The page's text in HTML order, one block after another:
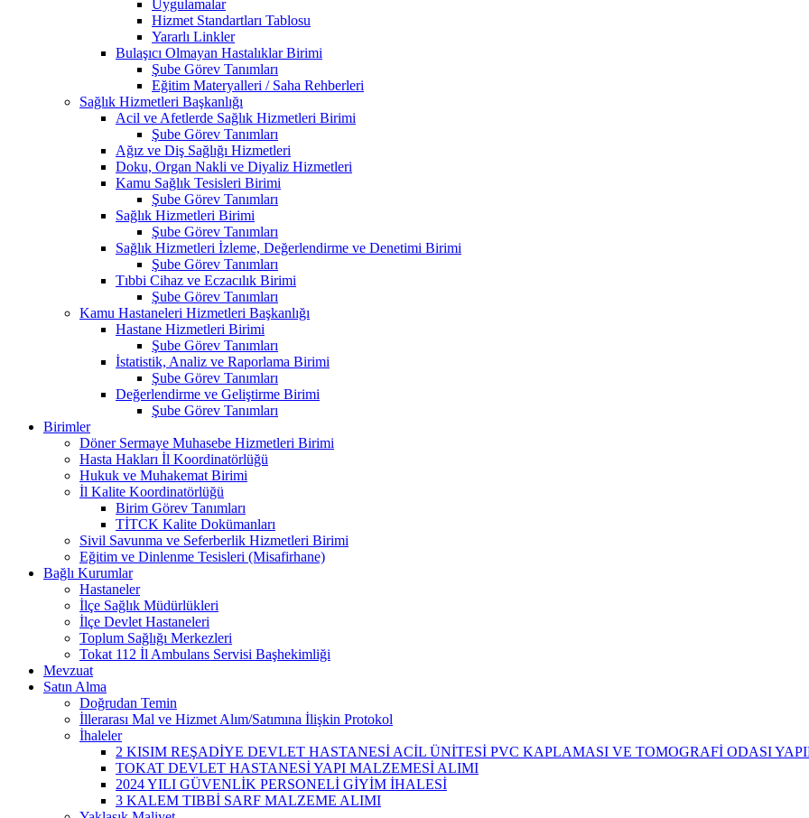
Uygulamalar
Hizmet Standartları Tablosu
Yararlı Linkler
Bulaşıcı Olmayan Hastalıklar Birimi
Şube Görev Tanımları
Eğitim Materyalleri / Saha Rehberleri
Sağlık Hizmetleri Başkanlığı
Acil ve Afetlerde Sağlık Hizmetleri Birimi
Şube Görev Tanımları
Ağız ve Diş Sağlığı Hizmetleri
Doku, Organ Nakli ve Diyaliz Hizmetleri
Kamu Sağlık Tesisleri Birimi
Şube Görev Tanımları
Sağlık Hizmetleri Birimi
Şube Görev Tanımları
Sağlık Hizmetleri İzleme, Değerlendirme ve Denetimi Birimi
Şube Görev Tanımları
Tıbbi Cihaz ve Eczacılık Birimi
Şube Görev Tanımları
Kamu Hastaneleri Hizmetleri Başkanlığı
Hastane Hizmetleri Birimi
Şube Görev Tanımları
İstatistik, Analiz ve Raporlama Birimi
Şube Görev Tanımları
Değerlendirme ve Geliştirme Birimi
Şube Görev Tanımları
Birimler
Döner Sermaye Muhasebe Hizmetleri Birimi
Hasta Hakları İl Koordinatörlüğü
Hukuk ve Muhakemat Birimi
İl Kalite Koordinatörlüğü
Birim Görev Tanımları
TİTCK Kalite Dokümanları
Sivil Savunma ve Seferberlik Hizmetleri Birimi
Eğitim ve Dinlenme Tesisleri (Misafirhane)
Bağlı Kurumlar
Hastaneler
İlçe Sağlık Müdürlükleri
İlçe Devlet Hastaneleri
Toplum Sağlığı Merkezleri
Tokat 112 İl Ambulans Servisi Başhekimliği
Mevzuat
Satın Alma
Doğrudan Temin
İllerarası Mal ve Hizmet Alım/Satımına İlişkin Protokol
İhaleler
2 KISIM REŞADİYE DEVLET HASTANESİ ACİL ÜNİTESİ PVC KAPLAMASI VE TOMOGRAFİ ODASI
TOKAT DEVLET HASTANESİ YAPI MALZEMESİ ALIMI
2024 YILI GÜVENLİK PERSONELİ GİYİM İHALESİ
3 KALEM TIBBİ SARF MALZEME ALIMI